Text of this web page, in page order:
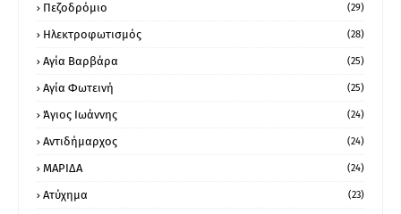
Πεζοδρόμιο (29)
Ηλεκτροφωτισμός (28)
Αγία Βαρβάρα (25)
Αγία Φωτεινή (25)
Άγιος Ιωάννης (24)
Αντιδήμαρχος (24)
ΜΑΡΙΔΑ (24)
Ατύχημα (23)